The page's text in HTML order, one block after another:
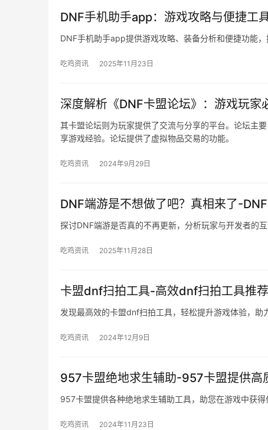
DNF手机助手app：游戏攻略与便捷工
DNF手机助手app提供游戏攻略、装备分析和便捷功能，
吃鸡资讯 2025年11月23日
深度解析《DNF卡盟论坛》：游戏玩家
其卡盟论坛则为玩家提供了交流与分享的平台。论坛主
享游戏经验。论坛提供了虚拟物品交易的功能。
吃鸡资讯 2024年9月29日
DNF端游是不想做了吧？真相来了-
探讨DNF端游是否真的不再更新，分析玩家与开发者的互
吃鸡资讯 2025年11月28日
卡盟dnf扫拍工具-高效dnf扫拍工具推荐
发现最高效的卡盟dnf扫拍工具，轻松提升游戏体验，助
吃鸡资讯 2024年12月9日
957卡盟绝地求生辅助-957卡盟提供高
957卡盟提供各种绝地求生辅助工具，助您在游戏中获得
吃鸡资讯 2024年11月23日